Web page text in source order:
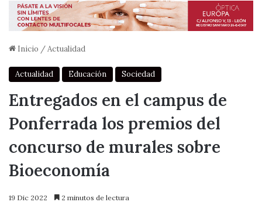
Inicio /Actualidad
Actualidad Educación Sociedad
Entregados en el campus de
Ponferrada los premios del
concurso de murales sobre
Bioeconomía
19 Dic 2022 2 minutos de lectura